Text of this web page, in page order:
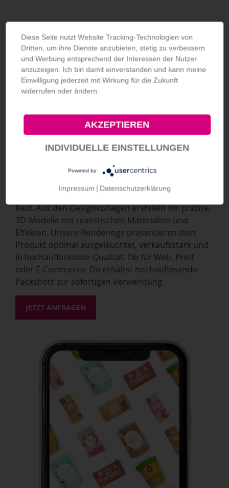
WIE LÄUFT DIE
EINES PACKSHOTS AB?
Dein Produkt wird ein Hingucker – Schritt für
Du lieferst uns offene Verpackungsdaten (z. B. AI‑,
PDF- oder PSD-Dateien) und wir übernehmen den
Rest. Aus den Designvorlagen erstellen wir präzise
3D-Modelle mit realistischen Materialien und
Effekten. Unsere Renderings präsentieren dein
Produkt optimal ausgeleuchtet, verkaufsstark und
in hochauflösender Qualität. Ob für Web, Print
oder E‑Commerce: Du erhältst hochauflösende
Packshots zur sofortigen Verwendung.
JETZT ANFRAGEN
Diese Seite nutzt Website Tracking-Technologien von
Dritten, um ihre Dienste anzubieten, stetig zu verbessern
und Werbung entsprechend der Interessen der Nutzer
anzuzeigen. Ich bin damit einverstanden und kann meine
Einwilligung jederzeit mit Wirkung für die Zukunft
widerrufen oder ändern.
AKZEPTIEREN
INDIVIDUELLE EINSTELLUNGEN
Powered by
Impressum | Datenschutzerklärung